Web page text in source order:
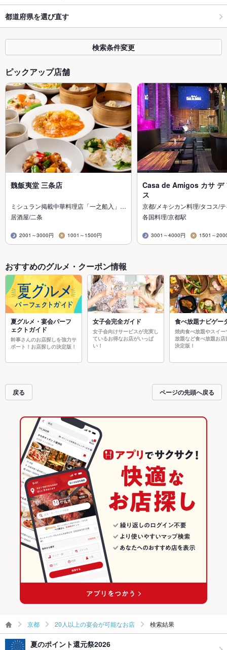
都道府県を選び直す
検索条件変更
ピックアップ店舗
魏飯夷堂 三条店
ミシュラン掲載中華料理店「一之船入」…
居酒屋/二条
2001～3000円 1001～1500円
Casa de Amigos カサ デ
ス
京都/メキシカン料理/タコス/
各国料理/京都駅
3001～4000円 1501～
おすすめのグルメ・クーポン情報
夏グルメ・宴会パーフ
ェクトガイド
幹事さんのお店探しを強力サ
ポート！お店探しの決定版！
女子会完全ガイド
女子会向けサービスが充実し
ているお得なお店がいっぱ
い！
食べ放題ナビゲー
焼肉食べ放題やスイー
放題など食べ放題お店
決定版！
戻る ページの先頭へ戻る
京都 20人以上の宴会が可能なお店 検索結果
夏のポイント還元祭2026